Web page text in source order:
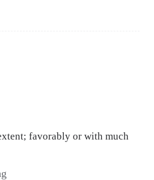
favorably or with much